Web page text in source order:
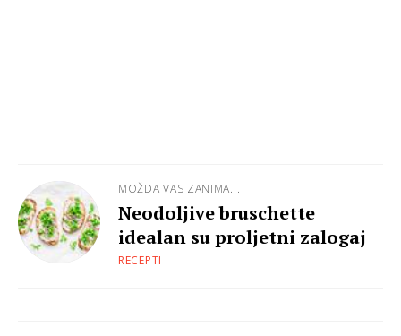
MOŽDA VAS ZANIMA...
Neodoljive bruschette
idealan su proljetni zalogaj
RECEPTI